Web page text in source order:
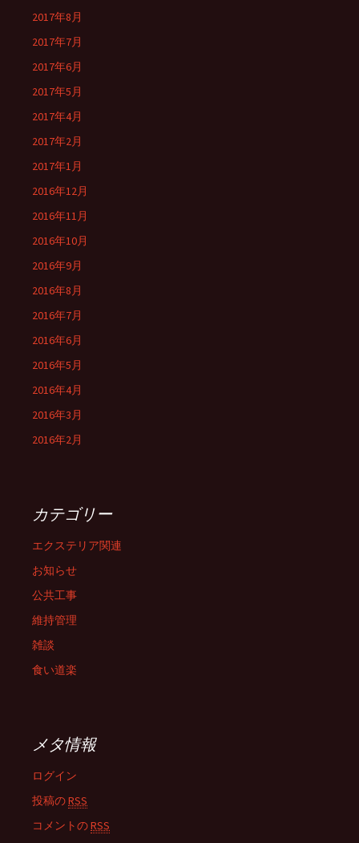
2017年8月
2017年7月
2017年6月
2017年5月
2017年4月
2017年2月
2017年1月
2016年12月
2016年11月
2016年10月
2016年9月
2016年8月
2016年7月
2016年6月
2016年5月
2016年4月
2016年3月
2016年2月
カテゴリー
エクステリア関連
お知らせ
公共工事
維持管理
雑談
食い道楽
メタ情報
ログイン
投稿のRSS
コメントのRSS